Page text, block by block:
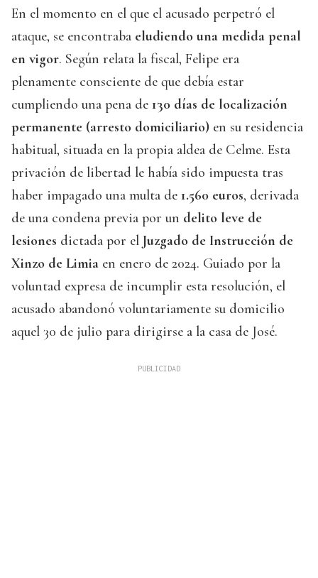
En el momento en el que el acusado perpetró el
ataque, se encontraba eludiendo una medida penal
en vigor. Según relata la fiscal, Felipe era
plenamente consciente de que debía estar
cumpliendo una pena de 130 días de localización
permanente (arresto domiciliario) en su residencia
habitual, situada en la propia aldea de Celme. Esta
privación de libertad le había sido impuesta tras
haber impagado una multa de 1.560 euros, derivada
de una condena previa por un delito leve de
lesiones dictada por el Juzgado de Instrucción de
Xinzo de Limia en enero de 2024. Guiado por la
voluntad expresa de incumplir esta resolución, el
acusado abandonó voluntariamente su domicilio
aquel 30 de julio para dirigirse a la casa de José.